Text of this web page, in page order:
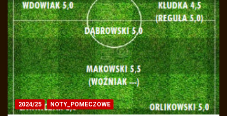
2024/25 NOTY_POMECZOWE